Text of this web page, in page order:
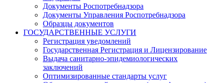
Документы Роспотребнадзора
Документы Управления Роспотребнадзора
Образцы документов
ГОСУДАРСТВЕННЫЕ УСЛУГИ
Регистрация уведомлений
Государственная Регистрация и Лицензирование
Выдача санитарно-эпидемиологических
заключений
Оптимизированные стандарты услуг